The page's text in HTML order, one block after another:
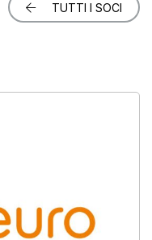
TUTTI I SOCI